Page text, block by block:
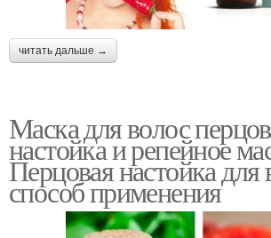
читать дальше →
Маска для волос
настойка и репейное
Перцовая настойка
способ применения